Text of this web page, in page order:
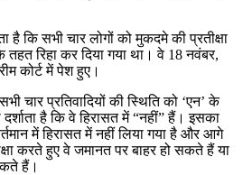
है कि सभी चार लोगों को मुकदमे की प्रतीक्षा
तहत रिहा कर दिया गया था। वे 18 नवंबर,
कोर्ट में पेश हुए।
चार प्रतिवादियों की स्थिति को ‘एन’ के
है कि वे हिरासत में “नहीं” हैं। इसका
में हिरासत में नहीं लिया गया है और आगे
करते हुए वे जमानत पर बाहर हो सकते हैं या
हैं।